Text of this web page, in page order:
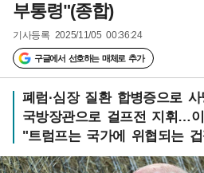
부통령"(종합)
기사등록 2025/11/05 00:36:24
구글에서 선호하는 매체로 추가
폐럼·심장 질환 합병증으로
국방장관으로 걸프전 지휘…
"트럼프는 국가에 위협되는